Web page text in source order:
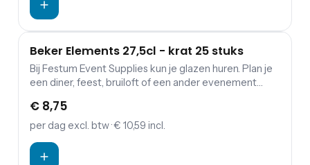
Beker Elements 27,5cl - krat 25 stuks
Bij Festum Event Supplies kun je glazen huren. Plan je
een diner, feest, bruiloft of een ander evenement
Dan is de kans groot dat je servies wilt huren. Festum
Event Supplies verhuurt daarnaast borden, en allerlei
€ 8,75
per dag excl. btw· € 10,59 incl.